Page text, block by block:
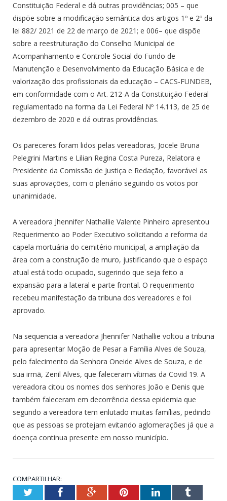
Constituição Federal e dá outras providências; 005 – que
dispõe sobre a modificação semântica dos artigos 1º e 2º da
lei 882/ 2021 de 22 de março de 2021; e 006– que dispõe
sobre a reestruturação do Conselho Municipal de
Acompanhamento e Controle Social do Fundo de
Manutenção e Desenvolvimento da Educação Básica e de
valorização dos profissionais da educação – CACS-FUNDEB,
em conformidade com o Art. 212-A da Constituição Federal
regulamentado na forma da Lei Federal Nº 14.113, de 25 de
dezembro de 2020 e dá outras providências.
Os pareceres foram lidos pelas vereadoras, Jocele Bruna
Pelegrini Martins e Lilian Regina Costa Pureza, Relatora e
Presidente da Comissão de Justiça e Redação, favorável as
suas aprovações, com o plenário seguindo os votos por
unanimidade.
A vereadora Jhennifer Nathallie Valente Pinheiro apresentou
Requerimento ao Poder Executivo solicitando a reforma da
capela mortuária do cemitério municipal, a ampliação da
área com a construção de muro, justificando que o espaço
atual está todo ocupado, sugerindo que seja feito a
expansão para a lateral e parte frontal. O requerimento
recebeu manifestação da tribuna dos vereadores e foi
aprovado.
Na sequencia a vereadora Jhennifer Nathallie voltou a tribuna
para apresentar Moção de Pesar a Família Alves de Souza,
pelo falecimento da Senhora Oneide Alves de Souza, e de
sua irmã, Zenil Alves, que faleceram vítimas da Covid 19. A
vereadora citou os nomes dos senhores João e Denis que
também faleceram em decorrência dessa epidemia que
segundo a vereadora tem enlutado muitas famílias, pedindo
que as pessoas se protejam evitando aglomerações já que a
doença continua presente em nosso município.
COMPARTILHAR:
TwitterFacebookGoogle+PinterestLinkedInTumblr